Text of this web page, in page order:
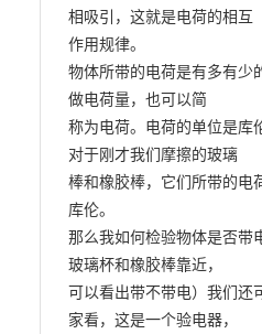
相吸引，这就是电荷的相互
作用规律。
物体所带的电荷是有多有少
做电荷量，也可以简
称为电荷。电荷的单位是库
对于刚才我们摩擦的玻璃
棒和橡胶棒，它们所带的电
库伦。
那么我如何检验物体是否带
玻璃杯和橡胶棒靠近，
可以看出带不带电）我们还
家看，这是一个验电器，